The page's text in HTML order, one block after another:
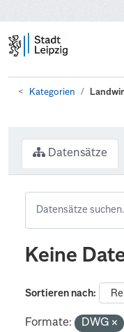
Kategorien
Datensätze
Keine
Sortieren nach
Formate: DWG